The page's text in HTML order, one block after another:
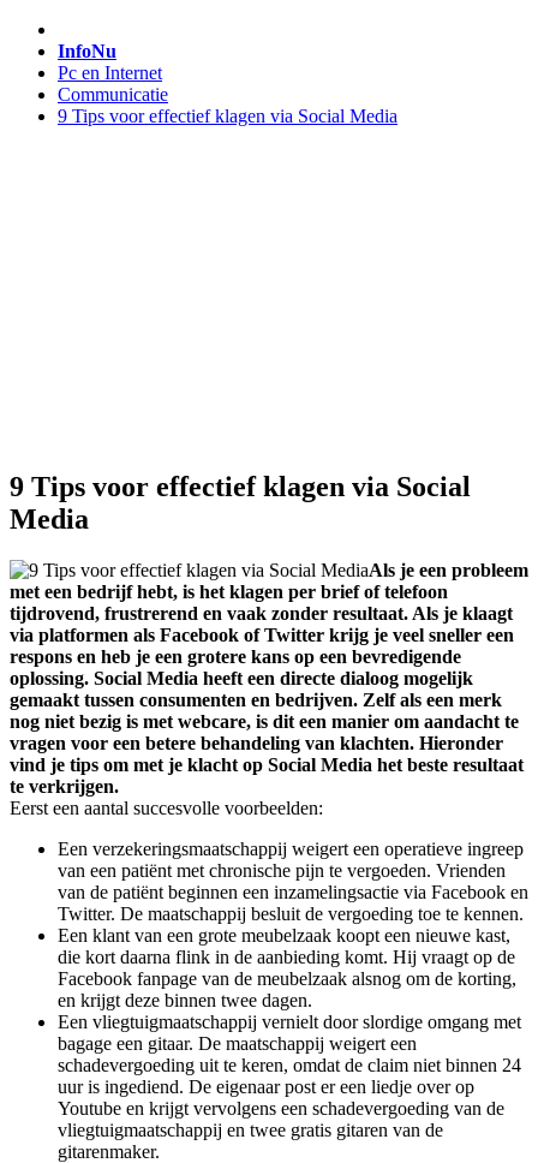
InfoNu
Pc en Internet
Communicatie
9 Tips voor effectief klagen via Social Media
9 Tips voor effectief klagen via Social
Media
Als je een probleem
met een bedrijf hebt, is het klagen per brief of telefoon
tijdrovend, frustrerend en vaak zonder resultaat. Als je klaagt
via platformen als Facebook of Twitter krijg je veel sneller een
respons en heb je een grotere kans op een bevredigende
oplossing. Social Media heeft een directe dialoog mogelijk
gemaakt tussen consumenten en bedrijven. Zelf als een merk
nog niet bezig is met webcare, is dit een manier om aandacht te
vragen voor een betere behandeling van klachten. Hieronder
vind je tips om met je klacht op Social Media het beste resultaat
te verkrijgen.
Eerst een aantal succesvolle voorbeelden:
Een verzekeringsmaatschappij weigert een operatieve ingreep
van een patiënt met chronische pijn te vergoeden. Vrienden
van de patiënt beginnen een inzamelingsactie via Facebook en
Twitter. De maatschappij besluit de vergoeding toe te kennen.
Een klant van een grote meubelzaak koopt een nieuwe kast,
die kort daarna flink in de aanbieding komt. Hij vraagt op de
Facebook fanpage van de meubelzaak alsnog om de korting,
en krijgt deze binnen twee dagen.
Een vliegtuigmaatschappij vernielt door slordige omgang met
bagage een gitaar. De maatschappij weigert een
schadevergoeding uit te keren, omdat de claim niet binnen 24
uur is ingediend. De eigenaar post er een liedje over op
Youtube en krijgt vervolgens een schadevergoeding van de
vliegtuigmaatschappij en twee gratis gitaren van de
gitarenmaker.